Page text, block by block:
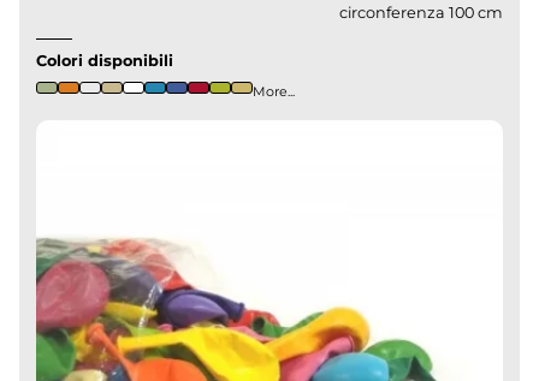
circonferenza 100 cm
Colori disponibili
More...